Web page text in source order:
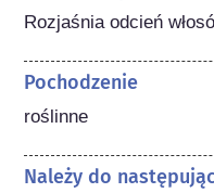
Rozjaśnia odcień
Pochodzenie
roślinne
Należy do